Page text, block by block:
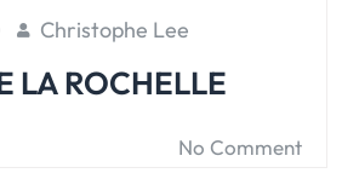
Christophe Lee
LA ROCHELLE
No Comment